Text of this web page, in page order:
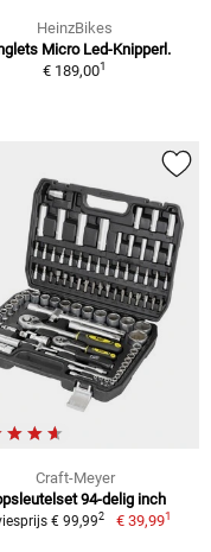
HeinzBikes
Micro Led-Knipperl.
€ 189,001
Craft-Meyer
94-delig inch
€ 99,992 € 39,991